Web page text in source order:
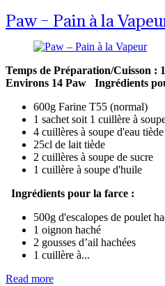
Paw – Pain à la
Temps de Préparation/Cuisson :
Environs 14 Paw
Ingrédients
600g Farine T55 (normal)
1 sachet soit 1 cuillère à
4 cuillères à soupe d'eau tiède
25cl de lait tiède
2 cuillères à soupe de sucre
1 cuillère à soupe d'huile
Ingrédients pour la farce :
500g d'escalopes de poulet
1 oignon haché
2 gousses d’ail hachées
1 cuillère à...
Read more